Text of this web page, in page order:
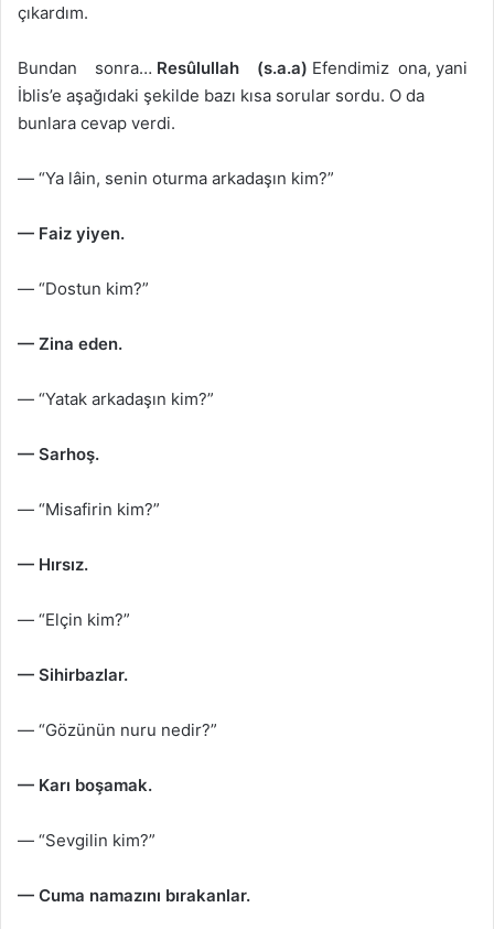
çıkardım.
Bundan sonra… Resûlullah (s.a.a) Efendimiz ona, yani
İblis’e aşağıdaki şekilde bazı kısa sorular sordu. O da
bunlara cevap verdi.
— “Ya lâin, senin oturma arkadaşın kim?”
— Faiz yiyen.
— “Dostun kim?”
— Zina eden.
— “Yatak arkadaşın kim?”
— Sarhoş.
— “Misafirin kim?”
— Hırsız.
— “Elçin kim?”
— Sihirbazlar.
— “Gözünün nuru nedir?”
— Karı boşamak.
— “Sevgilin kim?”
— Cuma namazını bırakanlar.